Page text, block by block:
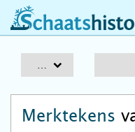
schaatshistorie.nl
Merktekens